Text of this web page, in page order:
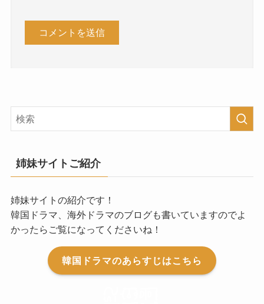
姉妹サイトご紹介
姉妹サイトの紹介です！
韓国ドラマ、海外ドラマのブログも書いていますのでよ
かったらご覧になってくださいね！
韓国ドラマのあらすじはこちら